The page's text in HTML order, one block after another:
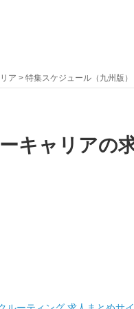
キャリアの
ア > 特集スケジュール（九州版）